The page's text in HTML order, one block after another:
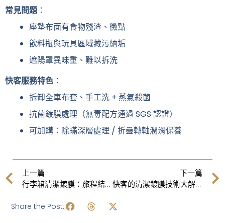
常見問題：
座墊布面有食物殘渣、黴點
飲料瓶與玩具區域藏污納垢
遮陽罩異味重、難以拆洗
快客服務特色 ：
拆卸全車布套、手工洗 + 蒸氣殺菌
抗菌鍍膜處理（無毒配方通過 SGS 認證）
可加購：除蟎深層處理 / 折疊轉軸潤滑保養
上一頁
上一篇
行李箱清潔鍍膜：旅程結束後，別忘了給行李箱一次大掃除！
下一篇
快客的清潔鍍膜技術大解析：為什麼我們能讓你重拾新品感？
Share the Post: